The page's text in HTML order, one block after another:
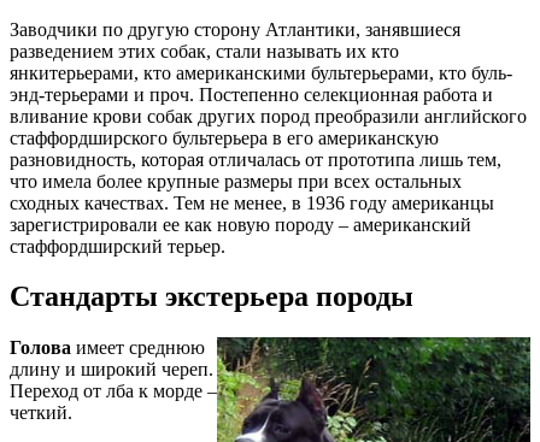
Заводчики по другую сторону Атлантики, занявшиеся
разведением этих собак, стали называть их кто
янкитерьерами, кто американскими бультерьерами, кто буль-
энд-терьерами и проч. Постепенно селекционная работа и
вливание крови собак других пород преобразили английского
стаффордширского бультерьера в его американскую
разновидность, которая отличалась от прототипа лишь тем,
что имела более крупные размеры при всех остальных
сходных качествах. Тем не менее, в 1936 году американцы
зарегистрировали ее как новую породу – американский
стаффордширский терьер.
Стандарты экстерьера породы
Голова имеет среднюю
длину и широкий череп.
Переход от лба к морде –
четкий.